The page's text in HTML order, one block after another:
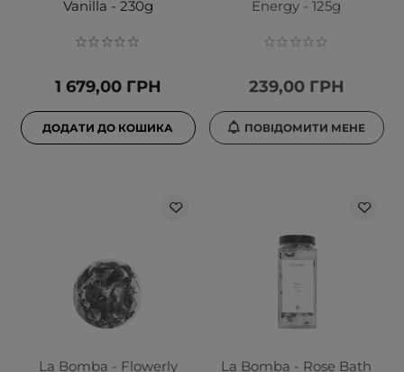
Vanilla - 230g
1 679,00 ГРН
ДОДАТИ ДО КОШИКА
Energy - 125g
239,00 ГРН
ПОВІДОМИТИ МЕНЕ
La Bomba - Flowerly
La Bomba - Rose Bath